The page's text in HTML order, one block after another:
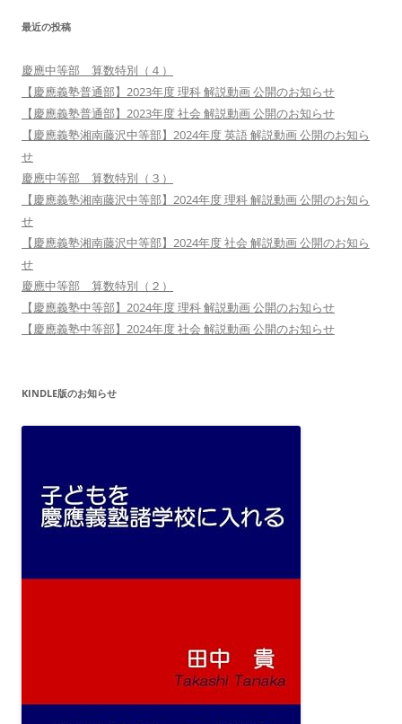
最近の投稿
慶應中等部 算数特別（４）
【慶應義塾普通部】2023年度 理科 解説動画 公開のお知らせ
【慶應義塾普通部】2023年度 社会 解説動画 公開のお知らせ
【慶應義塾湘南藤沢中等部】2024年度 英語 解説動画 公開のお知ら
せ
慶應中等部 算数特別（３）
【慶應義塾湘南藤沢中等部】2024年度 理科 解説動画 公開のお知ら
せ
【慶應義塾湘南藤沢中等部】2024年度 社会 解説動画 公開のお知ら
せ
慶應中等部 算数特別（２）
【慶應義塾中等部】2024年度 理科 解説動画 公開のお知らせ
【慶應義塾中等部】2024年度 社会 解説動画 公開のお知らせ
KINDLE版のお知らせ